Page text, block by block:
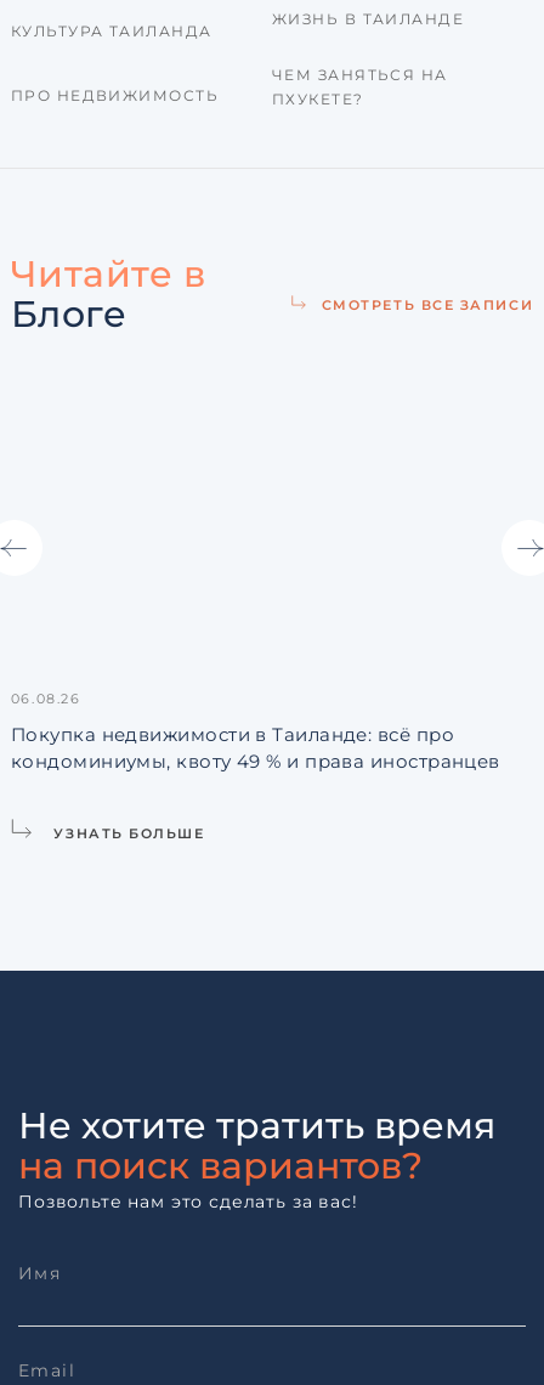
КУЛЬТУРА ТАИЛАНДА
ПРО НЕДВИЖИМОСТЬ
ЖИЗНЬ В ТАИЛАНДЕ
ЧЕМ ЗАНЯТЬСЯ НА
ПХУКЕТЕ?
Читайте в
Блоге
СМОТРЕТЬ ВСЕ ЗАПИСИ
06.08.26
Покупка недвижимости в Таиланде: всё про
кондоминиумы, квоту 49 % и права иностранцев
УЗНАТЬ БОЛЬШЕ
Не хотите тратить время
на поиск вариантов?
Позвольте нам это сделать за вас!